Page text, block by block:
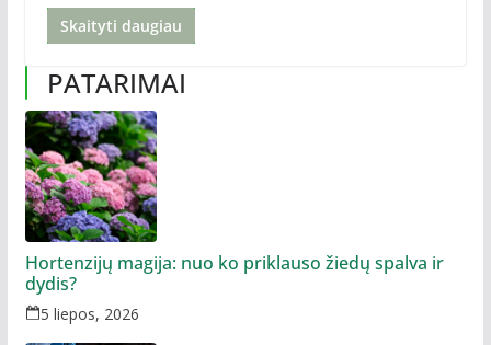
Skaityti daugiau
PATARIMAI
Hortenzijų magija: nuo ko priklauso žiedų spalva ir
dydis?
5 liepos, 2026